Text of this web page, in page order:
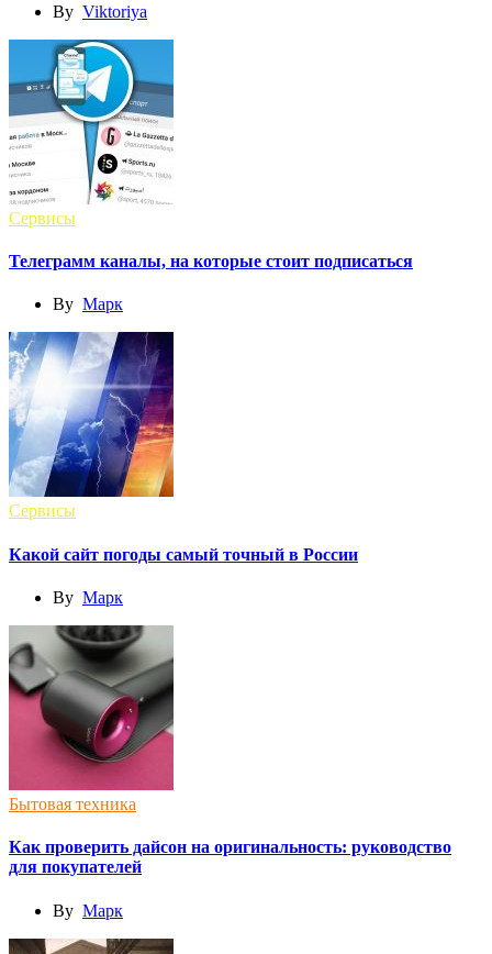
By Viktoriya
Сервисы
Телеграмм каналы, на которые стоит подписаться
By Марк
Сервисы
Какой сайт погоды самый точный в России
By Марк
Бытовая техника
Как проверить дайсон на оригинальность: руководство
для покупателей
By Марк